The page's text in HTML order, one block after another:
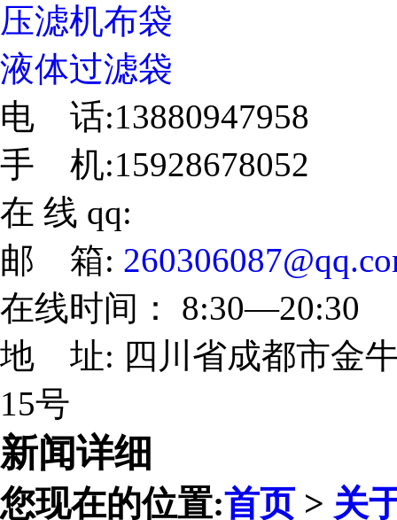
压滤机布袋
液体过滤袋
电 话:13880947958
手 机:15928678052
在 线 qq:
邮 箱:
在线时间： 8:30—20:30
地 址: 四川省成都市金
15号
新闻详细
您现在的位置:首页> 关